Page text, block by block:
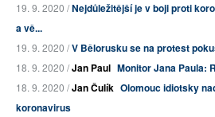
19. 9. 2020 /Nejdůležitější je v boji proti
a vě...
19. 9. 2020 /V Bělorusku se na protest
18. 9. 2020 /Jan Paul Monitor Jana Paula:
18. 9. 2020 /Jan Čulík Olomouc idiotsky
koronavirus